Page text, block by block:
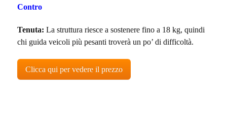
Contro
Tenuta: La struttura riesce a sostenere fino a 18 kg, quindi
chi guida veicoli più pesanti troverà un po’ di difficoltà.
Clicca qui per vedere il prezzo